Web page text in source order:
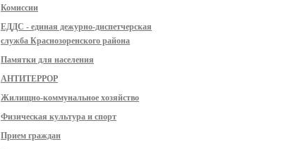
Комиссии
ЕДДС - единая дежурно-диспетчерская
служба Краснозоренского района
Памятки для населения
АНТИТЕРРОР
Жилищно-коммунальное хозяйство
Физическая культура и спорт
Прием граждан